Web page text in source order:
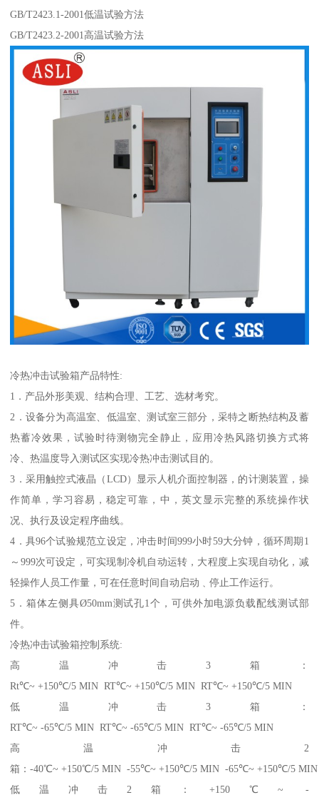
GB/T2423.1-2001低温试验方法
GB/T2423.2-2001高温试验方法
冷热冲击试验箱产品特性:
1．产品外形美观、结构合理、工艺、选材考究。
2．设备分为高温室、低温室、测试室三部分，采特之断热结构及蓄
热蓄冷效果，试验时待测物完全静止，应用冷热风路切换方式将
冷、热温度导入测试区实现冷热冲击测试目的。
3．采用触控式液晶（LCD）显示人机介面控制器，的计测装置，操
作简单，学习容易，稳定可靠，中，英文显示完整的系统操作状
况、执行及设定程序曲线。
4．具96个试验规范立设定，冲击时间999小时59大分钟，循环周期1
～999次可设定，可实现制冷机自动运转，大程度上实现自动化，减
轻操作人员工作量，可在任意时间自动启动﹑停止工作运行。
5．箱体左侧具Ø50mm测试孔1个，可供外加电源负载配线测试部
件。
冷热冲击试验箱控制系统:
高温冲击3箱：
Rt℃~ +150℃/5 MIN RT℃~ +150℃/5 MIN RT℃~ +150℃/5 MIN
低温冲击3箱：
RT℃~ -65℃/5 MIN RT℃~ -65℃/5 MIN RT℃~ -65℃/5 MIN
高温冲击2
箱：-40℃~ +150℃/5 MIN -55℃~ +150℃/5 MIN -65℃~ +150℃/5 MIN
低温冲击2箱：+150℃~ -